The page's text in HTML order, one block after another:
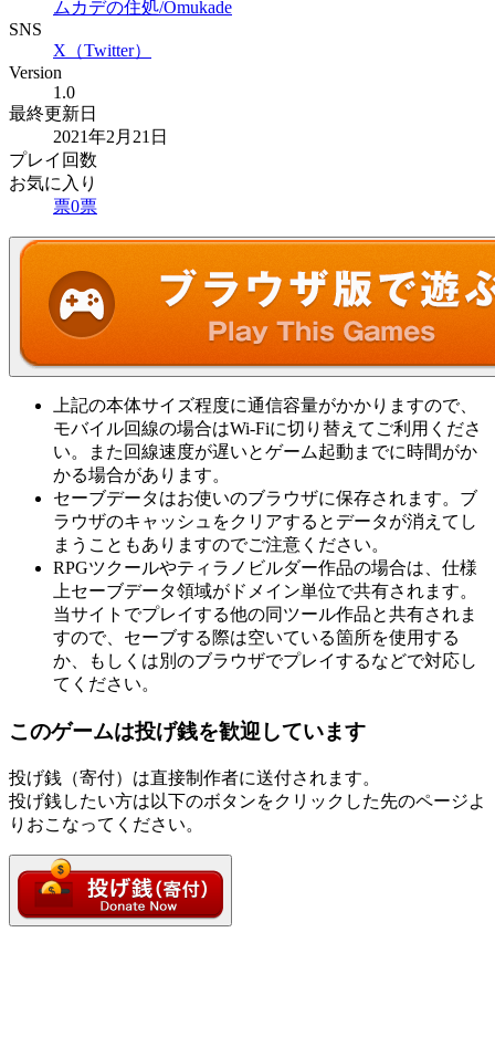
ムカデの住処/Omukade
SNS
X（Twitter）
Version
1.0
最終更新日
2021年2月21日
プレイ回数
お気に入り
票0票
上記の本体サイズ程度に通信容量がかかりますので、
モバイル回線の場合はWi-Fiに切り替えてご利用くださ
い。また回線速度が遅いとゲーム起動までに時間がか
かる場合があります。
セーブデータはお使いのブラウザに保存されます。ブ
ラウザのキャッシュをクリアするとデータが消えてし
まうこともありますのでご注意ください。
RPGツクールやティラノビルダー作品の場合は、仕様
上セーブデータ領域がドメイン単位で共有されます。
当サイトでプレイする他の同ツール作品と共有されま
すので、セーブする際は空いている箇所を使用する
か、もしくは別のブラウザでプレイするなどで対応し
てください。
このゲームは投げ銭を歓迎しています
投げ銭（寄付）は直接制作者に送付されます。
投げ銭したい方は以下のボタンをクリックした先のページよ
りおこなってください。